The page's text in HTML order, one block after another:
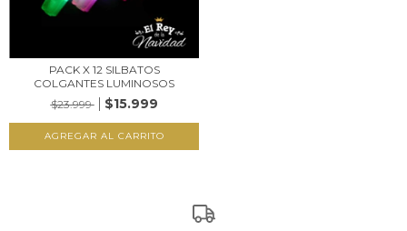
PACK X 12 SILBATOS
COLGANTES LUMINOSOS
$23.999
$15.999